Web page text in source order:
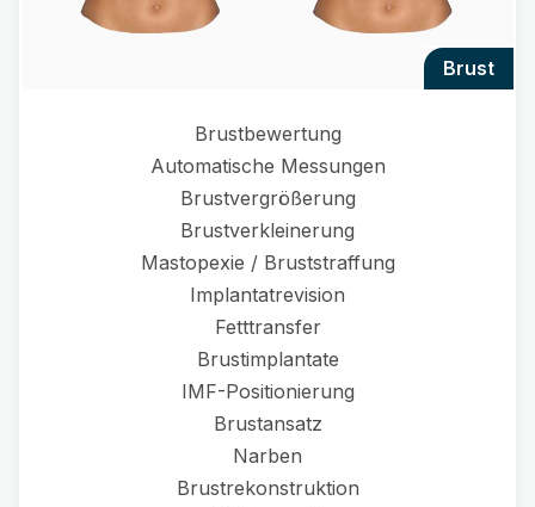
brust
Brustbewertung
Automatische Messungen
Brustvergrößerung
Brustverkleinerung
Mastopexie / Bruststraffung
Implantatrevision
Fetttransfer
Brustimplantate
IMF-Positionierung
Brustansatz
Narben
Brustrekonstruktion